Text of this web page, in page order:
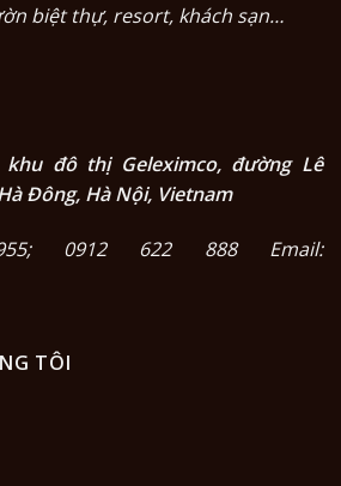
biệt thự, resort, khách sạn…
khu đô thị Geleximco, đường Lê
Đông, Hà Nội, Vietnam
0912 622 888 Email:
TÔI